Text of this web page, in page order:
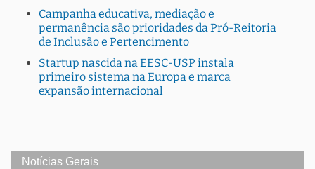
Campanha educativa, mediação e
permanência são prioridades da Pró-Reitoria
de Inclusão e Pertencimento
Startup nascida na EESC-USP instala
primeiro sistema na Europa e marca
expansão internacional
Notícias Gerais